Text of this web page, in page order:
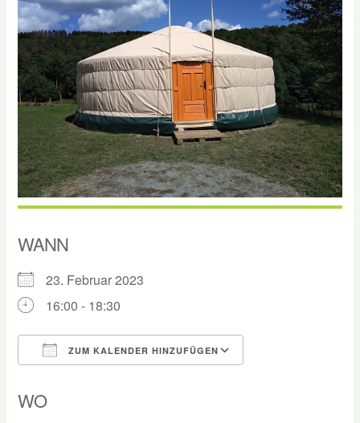
WANN
23. Februar 2023
16:00 - 18:30
ZUM KALENDER HINZUFÜGEN
WO